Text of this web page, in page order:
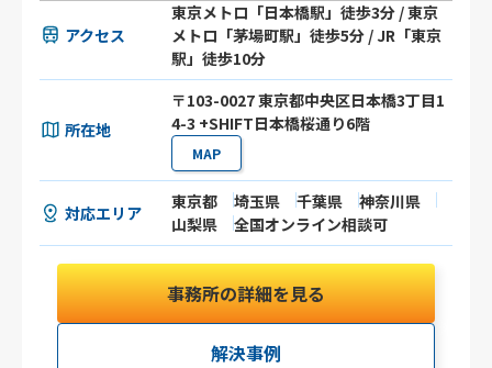
アクセス
東京メトロ「日本橋駅」徒歩3分 / 東京
メトロ「茅場町駅」徒歩5分 / JR「東京
駅」徒歩10分
所在地
〒103-0027 東京都中央区日本橋3丁目1
4-3 +SHIFT日本橋桜通り6階
MAP
対応エリア
東京都 埼玉県 千葉県
神奈川県
山梨県
全国オンライン相談可
事務所の詳細を見る
解決事例